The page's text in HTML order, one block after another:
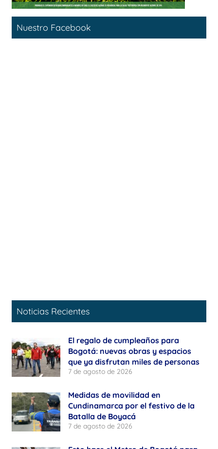
Nuestro Facebook
Noticias Recientes
El regalo de cumpleaños para
Bogotá: nuevas obras y espacios
que ya disfrutan miles de personas
7 de agosto de 2026
Medidas de movilidad en
Cundinamarca por el festivo de la
Batalla de Boyacá
7 de agosto de 2026